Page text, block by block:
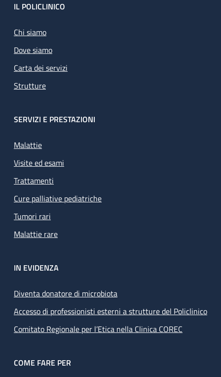
Footer
IL POLICLINICO
Chi siamo
Dove siamo
Carta dei servizi
Strutture
SERVIZI E PRESTAZIONI
Malattie
Visite ed esami
Trattamenti
Cure palliative pediatriche
Tumori rari
Malattie rare
IN EVIDENZA
Diventa donatore di microbiota
Accesso di professionisti esterni a strutture del Policlinico
Comitato Regionale per l’Etica nella Clinica COREC
COME FARE PER